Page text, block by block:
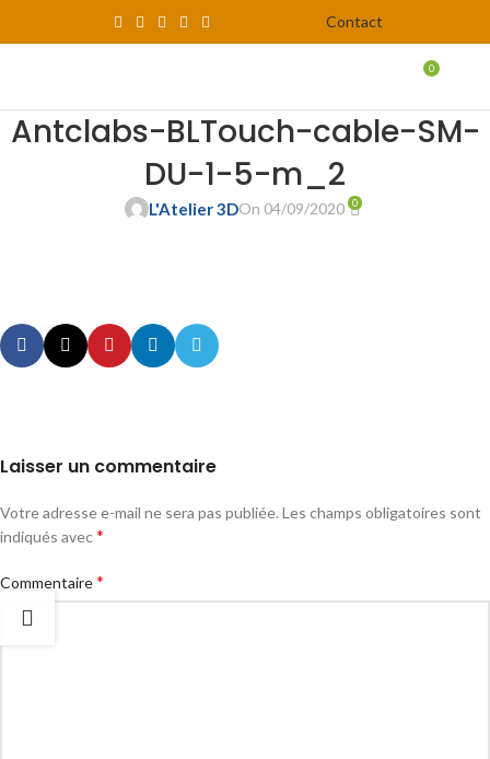
Contact
0
Antclabs-BLTouch-cable-SM-
DU-1-5-m_2
L'Atelier 3DOn 04/09/2020 0
Laisser un commentaire
Votre adresse e-mail ne sera pas publiée. Les champs obligatoires sont
indiqués avec*
Commentaire*